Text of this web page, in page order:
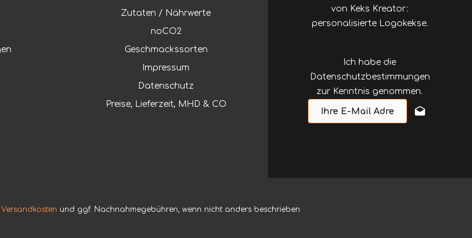
Zutaten / Nährwerte
noCO2
Geschmackssorten
Impressum
Datenschutz
Preise, Lieferzeit, MHD & CO
von Keks Kreator:
personalisierte Logokekse.
Ich habe die
Datenschutzbestimmungen
zur Kenntnis genommen.
Versandkosten und ggf. Nachnahmegebühren, wenn nicht anders beschrieben